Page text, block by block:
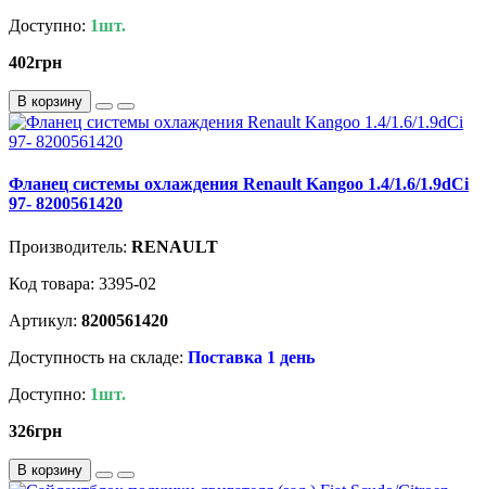
Доступно: 1шт.
402грн
В корзину
Фланец системы охлаждения Renault Kangoo 1.4/1.6/1.9dCi
97- 8200561420
Производитель: RENAULT
Код товара: 3395-02
Артикул: 8200561420
Доступность на складе: Поставка 1 день
Доступно: 1шт.
326грн
В корзину